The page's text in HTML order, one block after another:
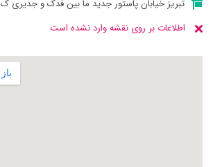
تبریز خیابان پاستور جدید ما بین فدک و جدیری ک 23
اطلاعات بر روی نقشه وارد نشده است